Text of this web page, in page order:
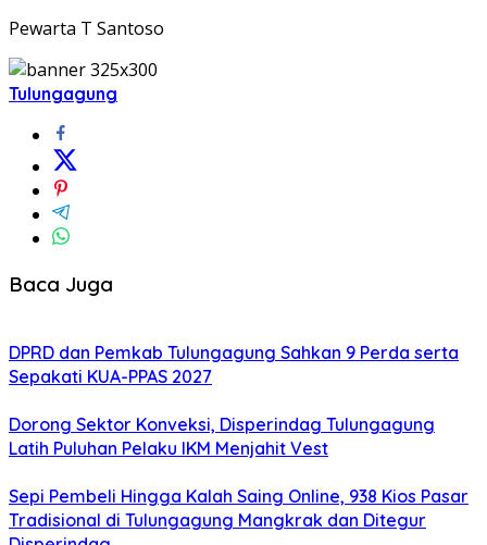
Pewarta T Santoso
Tulungagung
Baca Juga
DPRD dan Pemkab Tulungagung Sahkan 9 Perda serta
Sepakati KUA-PPAS 2027
Dorong Sektor Konveksi, Disperindag Tulungagung
Latih Puluhan Pelaku IKM Menjahit Vest
Sepi Pembeli Hingga Kalah Saing Online, 938 Kios Pasar
Tradisional di Tulungagung Mangkrak dan Ditegur